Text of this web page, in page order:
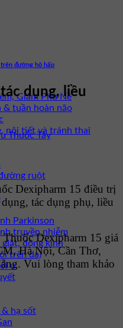
Giảm Phù Nề
& tuần hoàn não
nội tiết và tránh thai
ruột
Parkinson
truyền nhiễm
động kinh
trên da)
u
& hạ sốt
đường hô hấp
dụng, liều
Thuốc Tây
Dexipharm 15 điều trị
tác dụng phụ, liều
Dexipharm 15 giá
Hà Nội, Cần Thơ,
Vui lòng tham khảo